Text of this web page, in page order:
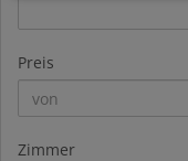
Preis
Zimmer